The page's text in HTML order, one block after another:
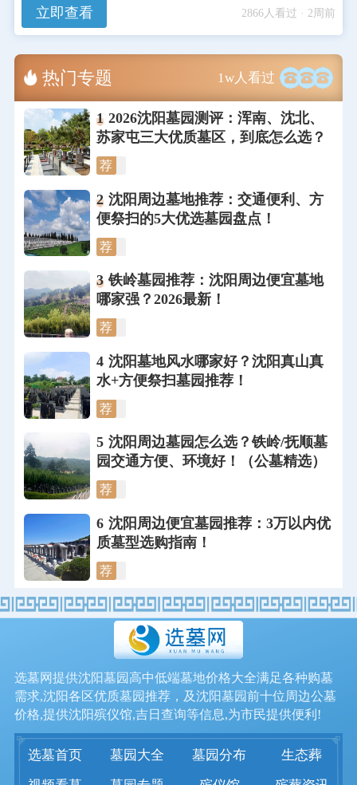
立即查看 2866人看过 · 2周前
热门专题 1w人看过
1 2026沈阳墓园测评：浑南、沈北、
苏家屯三大优质墓区，到底怎么选？
荐
2 沈阳周边墓地推荐：交通便利、方
便祭扫的5大优选墓园盘点！
荐
3 铁岭墓园推荐：沈阳周边便宜墓地
哪家强？2026最新！
荐
4 沈阳墓地风水哪家好？沈阳真山真
水+方便祭扫墓园推荐！
荐
5 沈阳周边墓园怎么选？铁岭/抚顺墓
园交通方便、环境好！（公墓精选）
荐
6 沈阳周边便宜墓园推荐：3万以内优
质墓型选购指南！
荐
选墓网提供沈阳墓园高中低端墓地价格大全满足各种购墓
需求,沈阳各区优质墓园推荐，及沈阳墓园前十位周边公墓
价格,提供沈阳殡仪馆,吉日查询等信息,为市民提供便利!
选墓首页 墓园大全 墓园分布
生态葬